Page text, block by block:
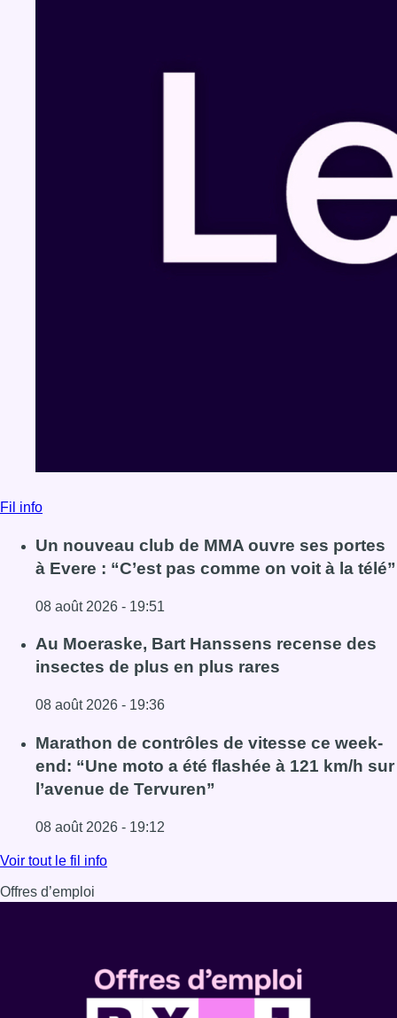
Fil info
Un nouveau club de MMA ouvre ses portes
à Evere : “C’est pas comme on voit à la télé”
08 août 2026 - 19:51
Lire l'article Un nouveau club de MMA ouvre ses portes à
Au Moeraske, Bart Hanssens recense des
insectes de plus en plus rares
08 août 2026 - 19:36
Lire l'article Au Moeraske, Bart Hanssens recense des
Marathon de contrôles de vitesse ce week-
end: “Une moto a été flashée à 121 km/h sur
l’avenue de Tervuren”
08 août 2026 - 19:12
Lire l'article Marathon de contrôles de vitesse ce week-
Voir tout le fil info
Offres d’emploi